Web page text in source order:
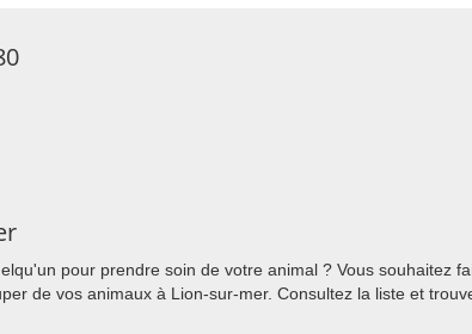
pour prendre soin de votre animal ? Vous souhaitez
de vos animaux à Lion-sur-mer. Consultez la liste et